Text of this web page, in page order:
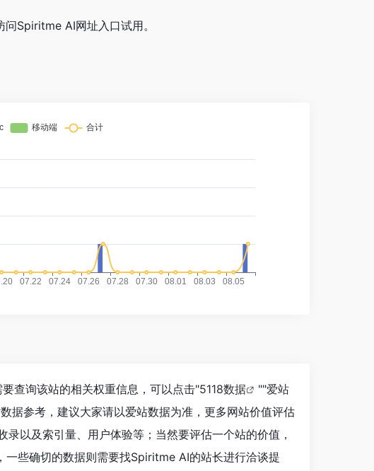
Spiritme AI网址入口试用。
查询该站的相关权重信息，可以点击"5118数据 ""爱站
据参考，建议大家请以爱站数据为准，更多网站价值评估
以及索引量、用户体验等；当然要评估一个站的价值，
些确切的数据则需要找Spiritme AI的站长进行洽谈提